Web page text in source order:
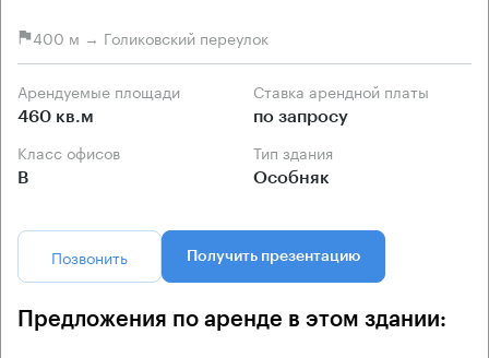
400 м → Голиковский переулок
Арендуемые площади
460 кв.м
Ставка арендной платы
по запросу
Класс офисов
B
Тип здания
Особняк
Позвонить Получить презентацию
Предложения по аренде в этом здании: